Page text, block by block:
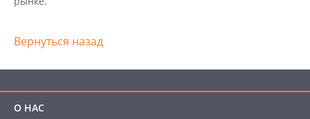
Вернуться назад
О НАС